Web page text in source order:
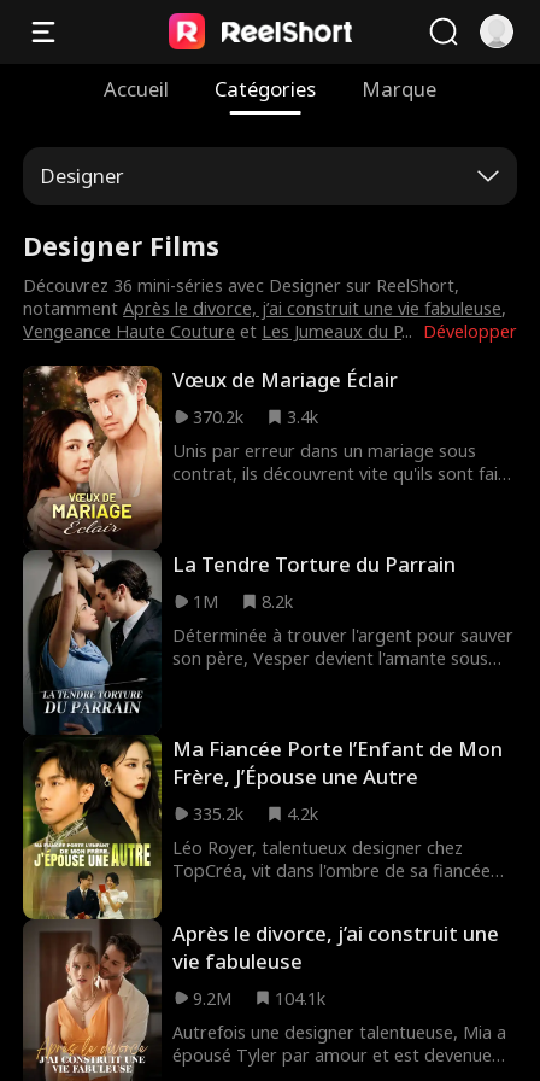
Accueil Catégories Marque
Designer
Designer Films
Développer
Découvrez 36 mini-séries avec Designer sur ReelShort,
notammentAprès le divorce, j’ai construit une vie fabuleuse,
Vengeance Haute Couture et Les Jumeaux du P...
Vœux de Mariage Éclair
370.2k
3.4k
Unis par erreur dans un mariage sous
contrat, ils découvrent vite qu'ils sont faits
La Tendre Torture du Parrain
1M
8.2k
Déterminée à trouver l'argent pour sauver
son père, Vesper devient l'amante sous
années. Comment surmonteront-ils les
malentendus entre argent et amour...
Ma Fiancée Porte l’Enfant de Mon
Frère, J’Épouse une Autre
335.2k
4.2k
Léo Royer, talentueux designer chez
TopCréa, vit dans l'ombre de sa fiancée
jour où il découvre que Nina a eu un
enfant par insémination avec son petit-
frère, sous prétexte de préserver le nom
de famille, Léo décide de la quitter et
accepte de repartir à zéro auprès de Réa
Leroux, qui croit en lui et en son talent.
Après le divorce, j’ai construit une
vie fabuleuse
9.2M
104.1k
Autrefois une designer talentueuse, Mia a
épousé Tyler par amour et est devenue